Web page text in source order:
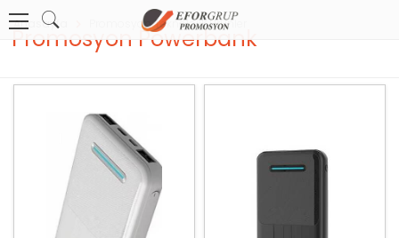
Anasayfa Promosyon Teknolojik Ürünler
Promosyon Powerbank